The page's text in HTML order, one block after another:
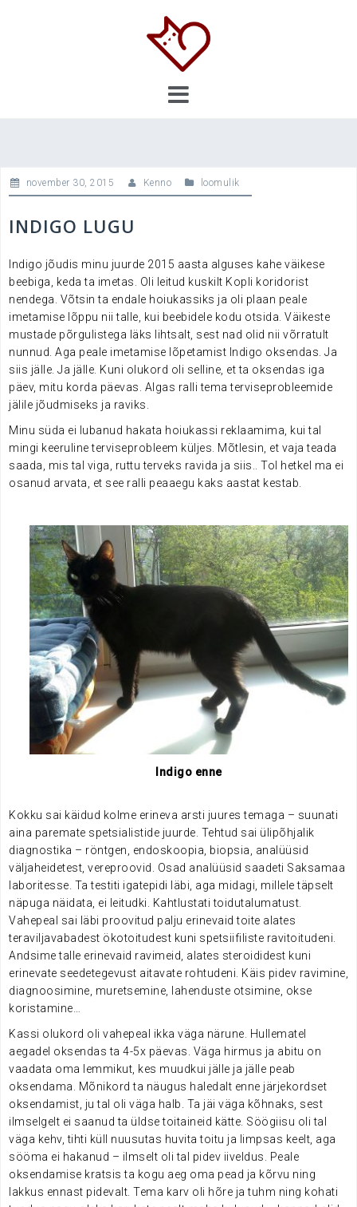
november 30, 2015 Kenno loomulik
INDIGO LUGU
Indigo jõudis minu juurde 2015 aasta alguses kahe väikese
beebiga, keda ta imetas. Oli leitud kuskilt Kopli koridorist
nendega. Võtsin ta endale hoiukassiks ja oli plaan peale
imetamise lõppu nii talle, kui beebidele kodu otsida. Väikeste
mustade põrgulistega läks lihtsalt, sest nad olid nii võrratult
nunnud. Aga peale imetamise lõpetamist Indigo oksendas. Ja
siis jälle. Ja jälle. Kuni olukord oli selline, et ta oksendas iga
päev, mitu korda päevas. Algas ralli tema terviseprobleemide
jälile jõudmiseks ja raviks.
Minu süda ei lubanud hakata hoiukassi reklaamima, kui tal
mingi keeruline terviseprobleem küljes. Mõtlesin, et vaja teada
saada, mis tal viga, ruttu terveks ravida ja siis.. Tol hetkel ma ei
osanud arvata, et see ralli peaaegu kaks aastat kestab.
Indigo enne
Kokku sai käidud kolme erineva arsti juures temaga – suunati
aina paremate spetsialistide juurde. Tehtud sai ülipõhjalik
diagnostika – röntgen, endoskoopia, biopsia, analüüsid
väljaheidetest, vereproovid. Osad analüüsid saadeti Saksamaa
laboritesse. Ta testiti igatepidi läbi, aga midagi, millele täpselt
näpuga näidata, ei leitudki. Kahtlustati toidutalumatust.
Vahepeal sai läbi proovitud palju erinevaid toite alates
teraviljavabadest ökotoitudest kuni spetsiifiliste ravitoitudeni.
Andsime talle erinevaid ravimeid, alates steroididest kuni
erinevate seedetegevust aitavate rohtudeni. Käis pidev ravimine,
diagnoosimine, muretsemine, lahenduste otsimine, okse
koristamine…
Kassi olukord oli vahepeal ikka väga närune. Hullematel
aegadel oksendas ta 4-5x päevas. Väga hirmus ja abitu on
vaadata oma lemmikut, kes muudkui jälle ja jälle peab
oksendama. Mõnikord ta näugus haledalt enne järjekordset
oksendamist, ju tal oli väga halb. Ta jäi väga kõhnaks, sest
ilmselgelt ei saanud ta üldse toitaineid kätte. Söögiisu oli tal
väga kehv, tihti küll nuusutas huvita toitu ja limpsas keelt, aga
sööma ei hakanud – ilmselt oli tal pidev iiveldus. Peale
oksendamise kratsis ta kogu aeg oma pead ja kõrvu ning
lakkus ennast pidevalt. Tema karv oli hõre ja tuhm ning kohati